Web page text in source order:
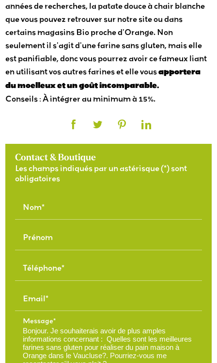
années de recherches, la patate douce à chair blanche
que vous pouvez retrouver sur notre site ou dans
certains magasins Bio proche d'Orange. Non
seulement il s'agit d'une farine sans gluten, mais elle
est panifiable, donc vous pourrez avoir ce fameux liant
en utilisant vos autres farines et elle vousapportera
du moelleux et un goût incomparable.
Conseils : À intégrer au minimum à 15%.
Contact & Boutique
Les champs indiqués par un astérisque (*) sont
obligatoires
Nom*
Prénom
Téléphone*
Email*
Message*